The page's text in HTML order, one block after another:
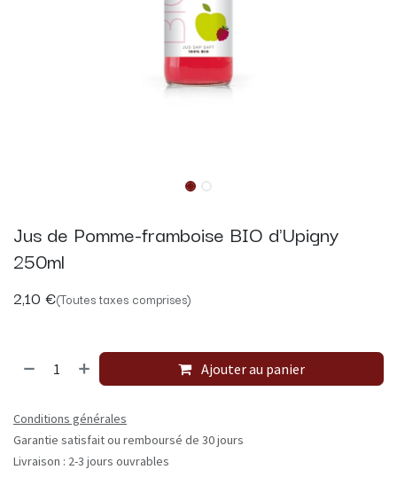
Jus de Pomme-framboise BIO d'Upigny
250ml
2,10 €(Toutes taxes comprises)
Ajouter au panier
Conditions générales
Garantie satisfait ou remboursé de 30 jours
Livraison : 2-3 jours ouvrables